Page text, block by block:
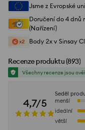
Jsme z Evropské
Doručení do 4 dnů
(Nařízení)
Body 2x v Sinsay
Recenze produktu(893)
Všechny recenze jsou
4,7/5
Seděl
menší
ideální
větší